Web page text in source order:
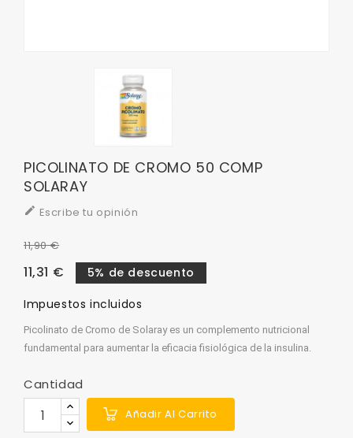
PICOLINATO DE CROMO 50 COMP
SOLARAY
 Escribe tu opinión
11,90 €
11,31 €
5% de descuento
Impuestos incluidos
Picolinato de Cromo de Solaray es un complemento nutricional
fundamental para aumentar la eficacia fisiológica de la insulina.
Cantidad
Añadir Al Carrito